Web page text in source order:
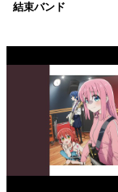
結束バンド